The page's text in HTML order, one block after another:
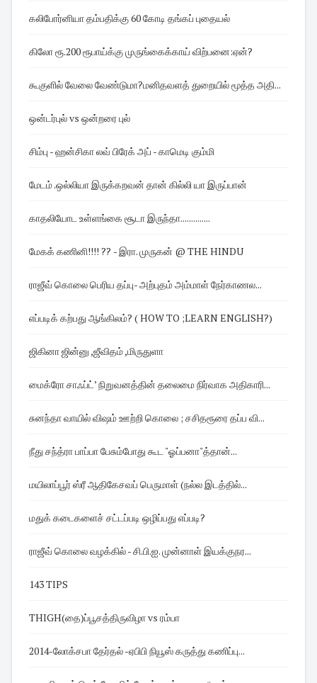
கலிபோர்னியா தம்பதிக்கு 60 கோடி தங்கப் புதையல்
கிலோ ரூ.200 ரூபாய்க்கு முருங்கைக்காய் விற்பனை:ஏன்?
கூகுளில் வேலை வேண்டுமா?மனிதவளத் துறையில் மூத்த அதி...
ஒன்டர்புல் vs ஒன்றரை புல்
சிம்பு - ஹன்சிகா லவ் பிரேக் அப் - காமெடி கும்மி
மேடம் .ஒல்லியா இருக்கறவன் தான் கில்லி யா இருப்பான்
காதலியோட உள்ளங்கை சூடா இருந்தா..............
மேகக் கணினி!!!! ?? - இரா. முருகன் @ THE HINDU
ராஜீவ் கொலை பெரிய தப்பு- அற்புதம் அம்மாள் நேர்காணல...
எப்படிக் கற்பது ஆங்கிலம்? ( HOW TO ;LEARN ENGLISH?)
ஜிகினா ஜின்னு ,ஜீவிதம் ,மிருதுளா
மைக்ரோ சாஃப்ட்’ நிறுவனத்தின் தலைமை நிர்வாக அதிகாரி...
சுனந்தா வாயில் விஷம் ஊற்றி கொலை ; சசிதரூரை தப்ப வி...
நீது சந்த்ரா பாப்பா பேசும்போது கூட "ஓப்பனா"த்தான்...
மயிலாப்பூர் ஸ்ரீ ஆதிகேசவப் பெருமாள் (நல்ல இடத்தில்...
மதுக் கடைகளைச் சட்டப்படி ஒழிப்பது எப்படி?
ராஜீவ் கொலை வழக்கில் - சி.பி.ஐ. முன்னாள் இயக்குநர...
143 TIPS
THIGH(தை)ப்பூசத்திருவிழா vs ரம்பா
2014-லோக்சபா தேர்தல் -ஏபிபி நியூஸ் கருத்து கணிப்பு...